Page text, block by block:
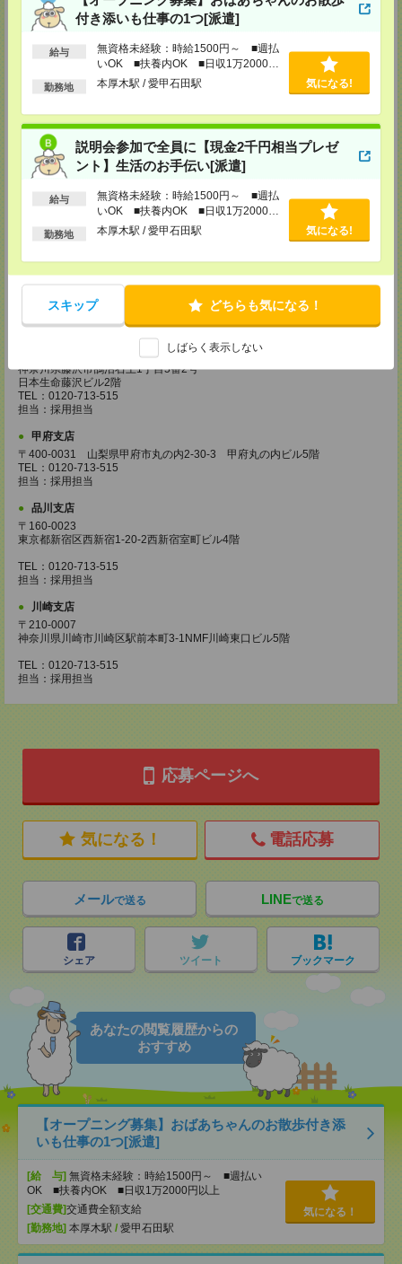
付き添いも仕事の1つ[派遣]
給与
無資格未経験：時給1500円～ ■週払
いOK ■扶養内OK ■日収1万2000円
以上
勤務地 本厚木駅 / 愛甲石田駅 気になる!
説明会参加で全員に【現金2千円相当プレゼ
ント】生活のお手伝い[派遣]
給与
無資格未経験：時給1500円～ ■週払
いOK ■扶養内OK ■日収1万2000円
以上
勤務地 本厚木駅 / 愛甲石田駅 気になる!
スキップ どちらも気になる！
しばらく表示しない
担当：採用担当
東京都八王子市東町1－6 橋完ＬＫビル 3階
TEL：0120-713-515
担当：採用担当
〒194-0022 東京都町田市森野1-33-11 町田森野ビル1階
TEL：0120-713-515
担当：採用担当
越谷支店
〒343-0816
埼玉県越谷市弥生町1-4 越谷弥生ビル3階
TEL：0120-713-515
担当：採用担当
厚木支店
神奈川県厚木市旭町1-2-1 日本生命本厚木ビル7階
TEL：0120-713-515
担当：採用担当
神奈川県藤沢市鵠沼石上1丁目5番2号
日本生命藤沢ビル2階
TEL：0120-713-515
担当：採用担当
甲府支店
〒400-0031 山梨県甲府市丸の内2-30-3 甲府丸の内ビル5階
TEL：0120-713-515
担当：採用担当
品川支店
〒160-0023
東京都新宿区西新宿1-20-2西新宿室町ビル4階
TEL：0120-713-515
担当：採用担当
川崎支店
〒210-0007
神奈川県川崎市川崎区駅前本町3-1NMF川崎東口ビル5階
TEL：0120-713-515
担当：採用担当
応募ページへ
気になる！ 電話応募
メールで送る LINEで送る
シェア ツイート ブックマーク
あなたの閲覧履歴からの
おすすめ
【オープニング募集】おばあちゃんのお散歩付き添
いも仕事の1つ[派遣]
[給 与] 無資格未経験：時給1500円～ ■週払い
OK ■扶養内OK ■日収1万2000円以上
[交通費]交通費全額支給
[勤務地] 本厚木駅 / 愛甲石田駅
気になる！